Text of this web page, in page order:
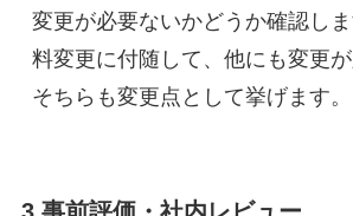
変更が必要ないかどうか確認し
料変更に付随して、他にも変更
そちらも変更点として挙げます。